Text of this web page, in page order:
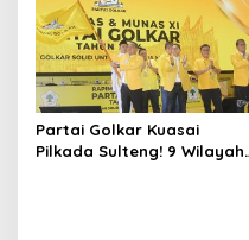
Utama di Pemilu!
Partai Golkar Kuasai
Pilkada Sulteng! 9 Wilayah